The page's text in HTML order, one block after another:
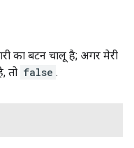
का बटन चालू है; अगर मेरी
तो false .